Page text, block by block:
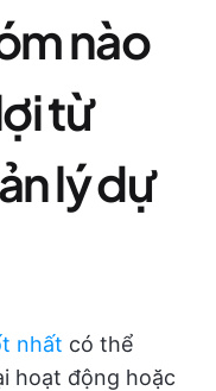
nào
từ
lý dự
nhất có thể
hoạt động hoặc